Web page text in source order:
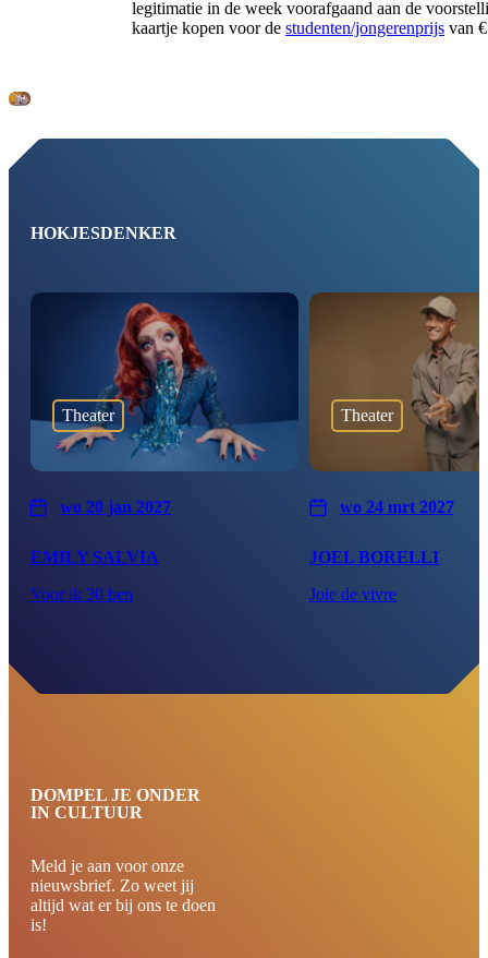
legitimatie in de week voorafgaand aan de
kaartje kopen voor de studenten/jongerenprijs van
HOKJESDENKER
Theater
wo 20 jan 2027
EMILY SALVIA
Voor ik 30 ben
Theater
wo 24 mrt 2027
JOEL BORELLI
Joie de vivre
DOMPEL JE ONDER
IN CULTUUR
Meld je aan voor onze
nieuwsbrief. Zo weet jij
altijd wat er bij ons te doen
is!